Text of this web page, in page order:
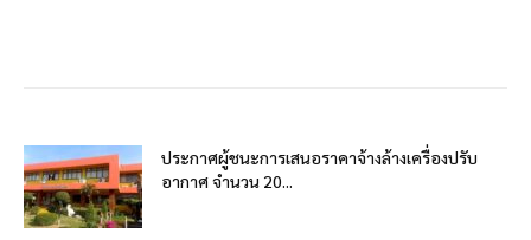
ประกาศผู้ชนะการเสนอราคาจ้างล้างเครื่องปรับ
อากาศ จำนวน 20...